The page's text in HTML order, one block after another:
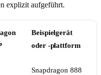
explizit aufgeführt.
Beispielgerät
oder -plattform
Snapdragon 888